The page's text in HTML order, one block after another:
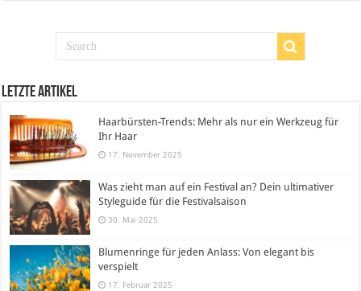
Letzte Artikel
Haarbürsten-Trends: Mehr als nur ein Werkzeug für
Ihr Haar
17. November 2025
Was zieht man auf ein Festival an? Dein ultimativer
Styleguide für die Festivalsaison
30. Mai 2025
Blumenringe für jeden Anlass: Von elegant bis
verspielt
17. Februar 2025